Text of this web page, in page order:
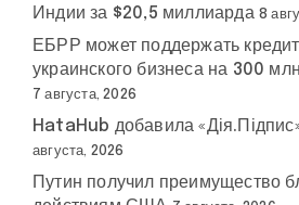
Индии за $20,5 миллиарда 8
ЕБРР может поддержать
украинского бизнеса на 300
7 августа, 2026
HataHub добавила
августа, 2026
Путин получил преимущество